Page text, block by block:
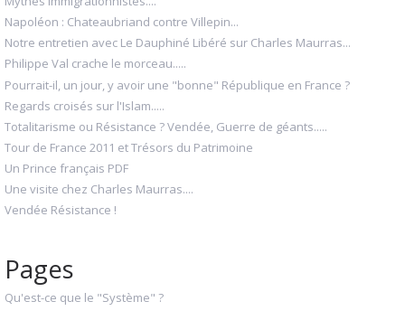
Napoléon : Chateaubriand contre Villepin...
Notre entretien avec Le Dauphiné Libéré sur Charles Maurras...
Philippe Val crache le morceau.....
Pourrait-il, un jour, y avoir une "bonne" République en France ?
Regards croisés sur l'Islam.....
Totalitarisme ou Résistance ? Vendée, Guerre de géants.....
Tour de France 2011 et Trésors du Patrimoine
Un Prince français PDF
Une visite chez Charles Maurras....
Vendée Résistance !
Pages
Qu'est-ce que le "Système" ?